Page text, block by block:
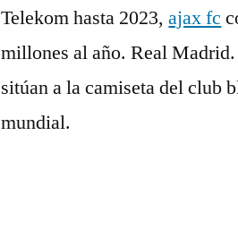
Telekom hasta 2023,ajax fc
millones al año. Real
sitúan a la camiseta del club
mundial.